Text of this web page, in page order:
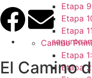
Etapa
Etapa
Etapa
Camino
Etapa
Etapa
El Camino